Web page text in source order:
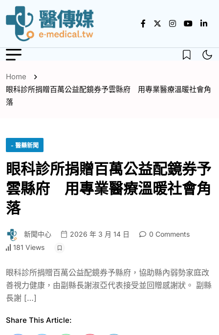
Home
眼科診所捐贈百萬公益配鏡券予雲縣府 用專業醫療溫暖社會角
落
- 醫藥新聞
眼科診所捐贈百萬公益配鏡券予
雲縣府 用專業醫療溫暖社會角
落
新聞中心 2026 年 3 月 14 日
0 Comments
181 Views
眼科診所捐贈百萬公益配鏡券予縣府，協助縣內弱勢家庭改
善視力健康，由副縣長謝淑亞代表接受並回贈感謝狀。 副縣
長謝 […]
Share This Article: